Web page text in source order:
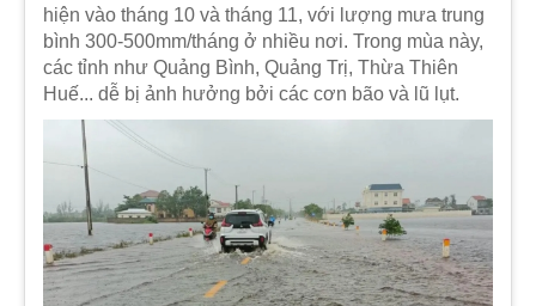
hiện vào tháng 10 và tháng 11, với lượng mưa trung
bình 300-500mm/tháng ở nhiều nơi. Trong mùa này,
các tỉnh như Quảng Bình, Quảng Trị, Thừa Thiên
Huế... dễ bị ảnh hưởng bởi các cơn bão và lũ lụt.